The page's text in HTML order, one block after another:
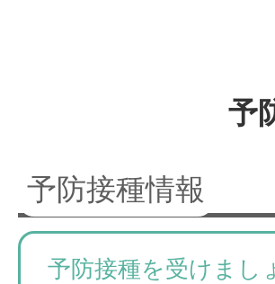
予
予防接種情報
予防接種を受けまし